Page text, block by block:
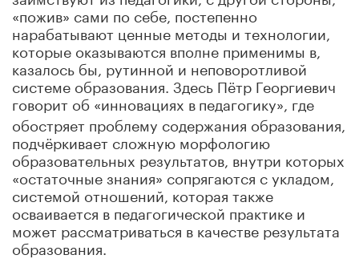
«пожив» сами по себе, постепенно
нарабатывают ценные методы и технологии,
которые оказываются вполне применимы в,
казалось бы, рутинной и неповоротливой
системе образования. Здесь Пётр Георгиевич
говорит об «инновациях впедагогику», где
обостряет проблему содержания образования,
подчёркивает сложную морфологию
образовательных результатов, внутри которых
«остаточные знания» сопрягаются с укладом,
системой отношений, которая также
осваивается в педагогической практике и
может рассматриваться в качестве результата
образования.